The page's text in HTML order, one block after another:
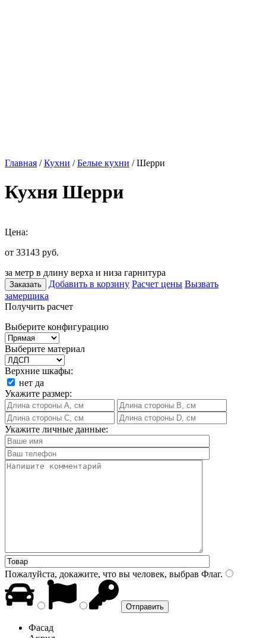
Главная /Кухни /Белые кухни / Шерри
Кухня Шерри
Цена:
от 33143 руб.
за метр в длину верха и низа гарнитура
Заказать Добавить в корзину Расчет цены Вызвать
замерщика
Получить расчет
Выберите конфигурацию
Выберите материал
Верхние шкафы:
нет да
Укажите размер:
Укажите личные данные:
Пожалуйста, докажите, что вы человек, выбрав Флаг.
Фасад